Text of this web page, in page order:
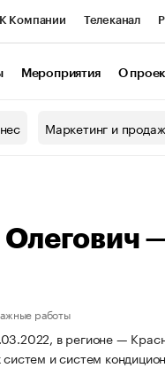
Компании Телеканал
Мероприятия О
Маркетинг и
работы
в регионе —
и систем